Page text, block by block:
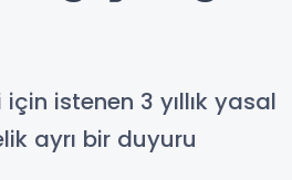
istenen 3 yıllık yasal
ayrı bir duyuru